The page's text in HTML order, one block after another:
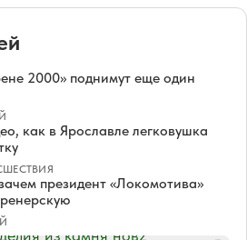
2000» поднимут еще один
как в Ярославле легковушка
президент «Локомотива»